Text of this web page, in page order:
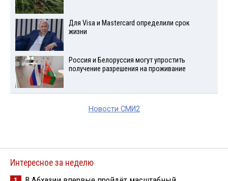
Для Visа и Mastercard определили срок
жизни
Россия и Белоруссия могут упростить
получение разрешения на проживание
Новости СМИ2
Интересное за неделю